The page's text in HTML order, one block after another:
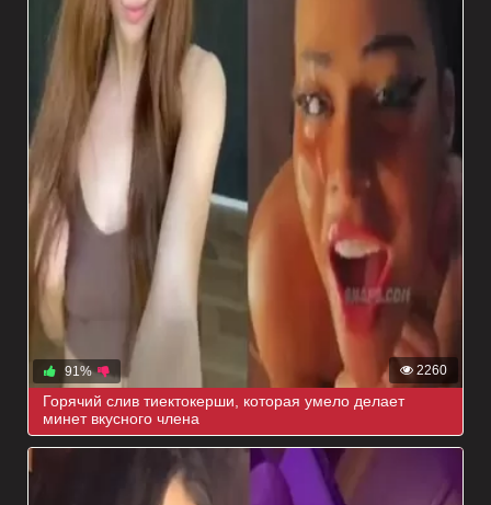
2260
91%
Горячий слив тиектокерши, которая умело делает
минет вкусного члена